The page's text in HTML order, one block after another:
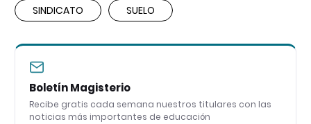
SINDICATO SUELO
Boletín Magisterio
Recibe gratis cada semana nuestros titulares con las
noticias más importantes de educación